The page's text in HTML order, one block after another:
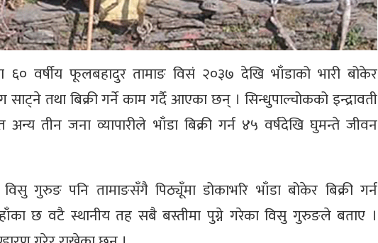
६० वर्षीय फूलबहादुर तामाङ विसं २०३७ देखि भाँडाको भारी बोकेर
साट्ने तथा बिक्री गर्ने काम गर्दै आएका छन् । सिन्धुपाल्चोकको इन्द्रावती
तीन जना व्यापारीले भाँडा बिक्री गर्न ४५ वर्षदेखि घुमन्ते जीवन
गुरुङ पनि तामाङसँगै पिठ्यूँमा डोकाभरि भाँडा बोकेर बिक्री गर्न
छ वटै स्थानीय तह सबै बस्तीमा पुग्ने गरेका विसु गुरुङले बताए ।